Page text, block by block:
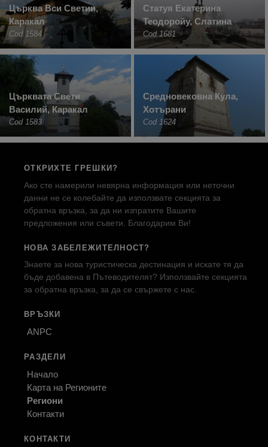
Църква Вси Светии,
Каракал
Cod 1584
Статуя Екатерина
Теодоройу, Слатина
Cod 1681
Църквата Свети
Василий, Каракал
Cod 1583
Средновековна Кула,
Хотърани
Cod 1624
ОТКРИХТЕ ГРЕШКИ?
Ако сте намерили невярна информация или неточни
данни не се колебайте да използвате секцията за
обратна връзка, за да ни изпратите Вашите
предложения или съвети. Благодарим Ви!
НОВА ЗАБЕЛЕЖИТЕЛНОСТ?
Знаете за нова туристическа дестинация и искате тя да
бъде добавена в Пътеводителят? Използвайте секцията
за обратна връзка, за да се свържете с нас.
ВРЪЗКИ
ANPC
РАЗДЕЛИ
Начало
Карта на Регионите
Региони
Контакти
КОНТАКТИ